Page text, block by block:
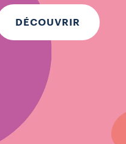
DÉCOUVRIR